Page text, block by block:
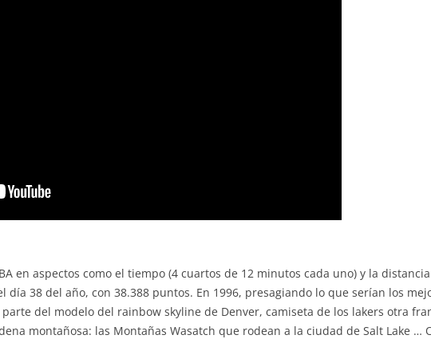
en aspectos como el tiempo (4 cuartos de 12 minutos cada uno) y la
38 del año, con 38.388 puntos. En 1996, presagiando lo que serían los
del modelo del rainbow skyline de Denver, camiseta de los lakers otra
montañosa: las Montañas Wasatch que rodean a la ciudad de Salt Lake …